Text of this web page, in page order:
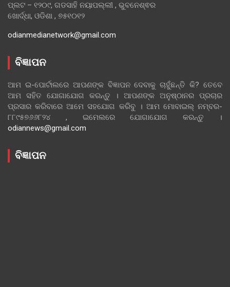
ପ୍ଲଟ – ୧୨୦୯, ଗଡସାହି ନୟାପଲ୍ଲୀ , ଭୁବନେଶ୍ଵର
ଖୋର୍ଦ୍ଧା, ଓଡିଶା , ୭୫୧୦୧୨
odianmedianetwork@gmail.com
ବିଜ୍ଞାପନ
ଆମ ଇ-ପୋର୍ଟାଲରେ ଆପଣଙ୍କ ବିଜ୍ଞାପନ ଦେବାକୁ ଚାହୁଁଛନ୍ତି କି? ତେବେ
ଆମ ସହିତ ଯୋଗାଯୋଗ କରନ୍ତୁ । ଆପଣଙ୍କ ଅନୁଷ୍ଠାନର ପ୍ରଚାର
ପ୍ରସାର କରିବାରେ ଆମେ ସହଯୋଗ କରିବୁ । ଆମ ମୋବାଇଲ୍ ନମ୍ବର-
୮୮୯୫୭୬୬୮୨୪ , ଇମେଲରେ ଯୋଗାଯୋଗ କରନ୍ତୁ ।
odiannews@gmail.com
ବିଜ୍ଞାପନ